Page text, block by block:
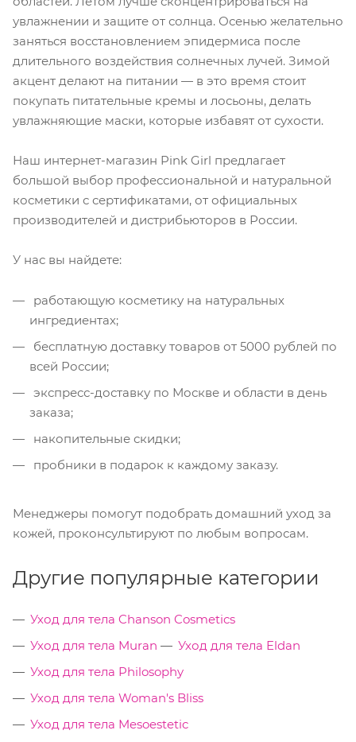
увлажнении и защите от солнца. Осенью желательно
заняться восстановлением эпидермиса после
длительного воздействия солнечных лучей. Зимой
акцент делают на питании — в это время стоит
покупать питательные кремы и лосьоны, делать
увлажняющие маски, которые избавят от сухости.
Наш интернет-магазин Pink Girl предлагает
большой выбор профессиональной и натуральной
косметики с сертификатами, от официальных
производителей и дистрибьюторов в России.
У нас вы найдете:
работающую косметику на натуральных
ингредиентах;
бесплатную доставку товаров от 5000 рублей по
всей России;
экспресс-доставку по Москве и области в день
заказа;
накопительные скидки;
пробники в подарок к каждому заказу.
Менеджеры помогут подобрать домашний уход за
кожей, проконсультируют по любым вопросам.
Другие популярные категории
Уход для тела Chanson Cosmetics
Уход для тела Muran
Уход для тела Eldan
Уход для тела Philosophy
Уход для тела Woman's Bliss
Уход для тела Mesoestetic